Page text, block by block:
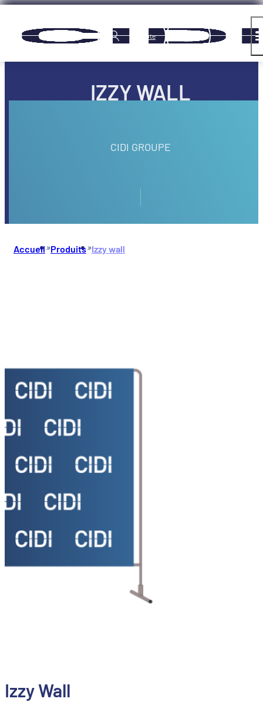
Panneau de gestion des cookies
Compte
IZZY WALL
CIDI GROUPE
Accueil»Produits»Izzy wall
Izzy Wall